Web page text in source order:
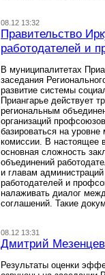
08.12 13:32
Правительство
работодателей и
В муниципалитетах
заседания
развитие системы
Приангарье действует
региональным
организаций
базироваться на
комиссии. В настоящее
основная сложность
объединений
и главам
работодателей и
налаживать диалог
соглашений. Такие
08.12 13:31
Дмитрий Мезенцев
Результаты оценки